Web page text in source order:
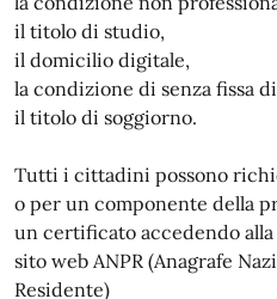
il titolo di studio,
il domicilio digitale,
la condizione di senza fissa
il titolo di soggiorno.
Tutti i cittadini possono
o per un componente della
un certificato accedendo
sito web ANPR (Anagrafe
Residente)